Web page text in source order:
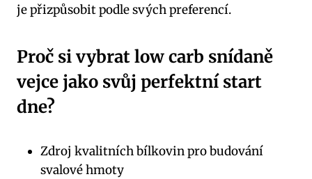
je přizpůsobit podle svých preferencí.
Proč si vybrat low carb snídaně
vejce jako svůj perfektní start
dne?
Zdroj kvalitních bílkovin pro budování
svalové hmoty